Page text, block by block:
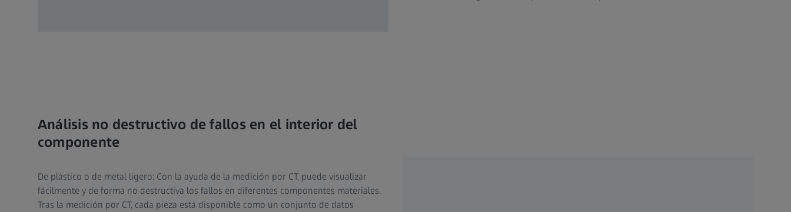
Análisis no destructivo de fallos en el interior del
componente
De plástico o de metal ligero: Con la ayuda de la medición por CT, puede visualizar
fácilmente y de forma no destructiva los fallos en diferentes componentes materiales.
Tras la medición por CT, cada pieza está disponible como un conjunto de datos